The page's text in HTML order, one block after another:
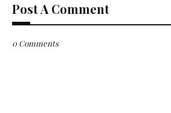
Post A Comment
0 Comments